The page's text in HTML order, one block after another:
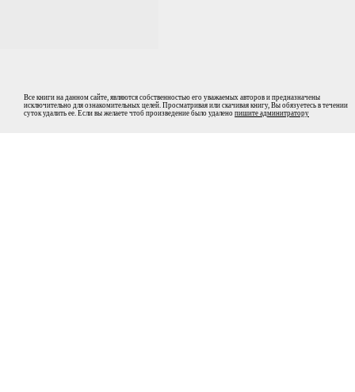
Все книги на данном сайте, являются собственностью его уважаемых авторов и предназначены
исключительно для ознакомительных целей. Просматривая или скачивая книгу, Вы обязуетесь в течении
суток удалить ее. Если вы желаете чтоб произведение было удалено пишите админитратору